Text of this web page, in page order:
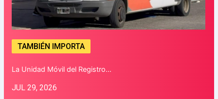
TAMBIÉN IMPORTA
La Unidad Móvil del Registro…
JUL 29, 2026